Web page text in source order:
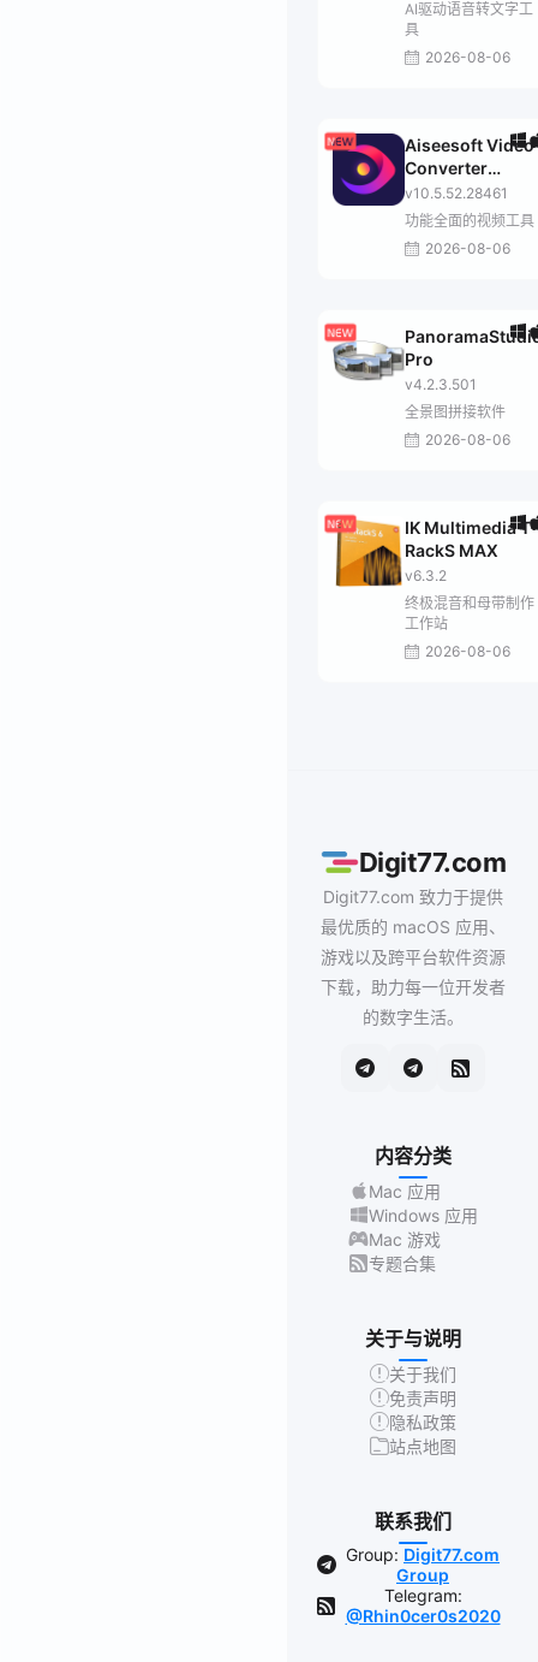
AI驱动语音转文字工
具
2026-08-06
Aiseesoft Video
Converter
Ultimate
v10.5.52.28461
功能全面的视频工具
2026-08-06
Pro
v4.2.3.501
全景图拼接软件
2026-08-06
IK Multimedia T-
RackS MAX
v6.3.2
终极混音和母带制作
工作站
2026-08-06
Digit77.com
Digit77.com 致力于提供
最优质的 macOS 应用、
游戏以及跨平台软件资源
下载，助力每一位开发者
的数字生活。
内容分类
Mac 应用
Windows 应用
Mac 游戏
专题合集
关于与说明
关于我们
免责声明
隐私政策
站点地图
联系我们
Group: Digit77.com
Group
Telegram:
@Rhin0cer0s2020